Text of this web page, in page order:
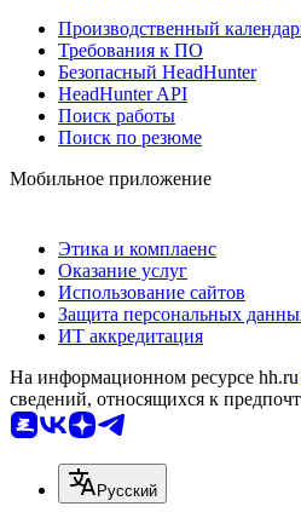
Производственный
Требования к ПО
Безопасный HeadHunter
HeadHunter API
Поиск работы
Поиск по резюме
Мобильное приложение
Этика и комплаенс
Оказание услуг
Использование сайтов
Защита персональных
ИТ аккредитация
На информационном ресурсе hh.ru
сведений, относящихся к
Русский